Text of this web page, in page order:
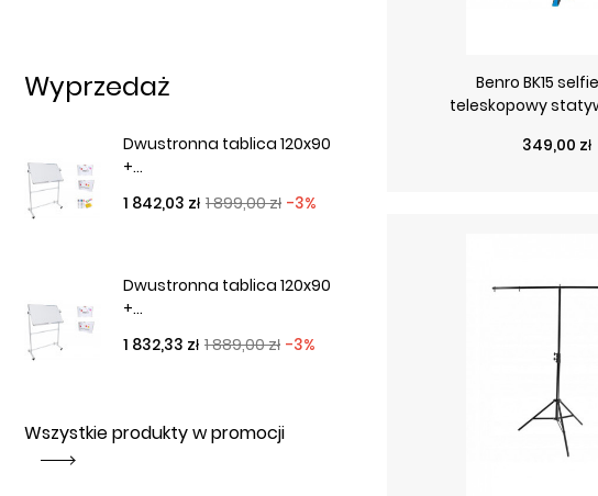
Benro BK15
teleskopowy
Cena
349,00 zł
Wyprzedaż
Dwustronna tablica 120x90
+...
Cena podstawowa
1 899,00 zł -3%
Cena
1 842,03 zł
Dwustronna tablica 120x90
+...
Cena podstawowa
1 889,00 zł -3%
Cena
1 832,33 zł
Wszystkie produkty w promocji